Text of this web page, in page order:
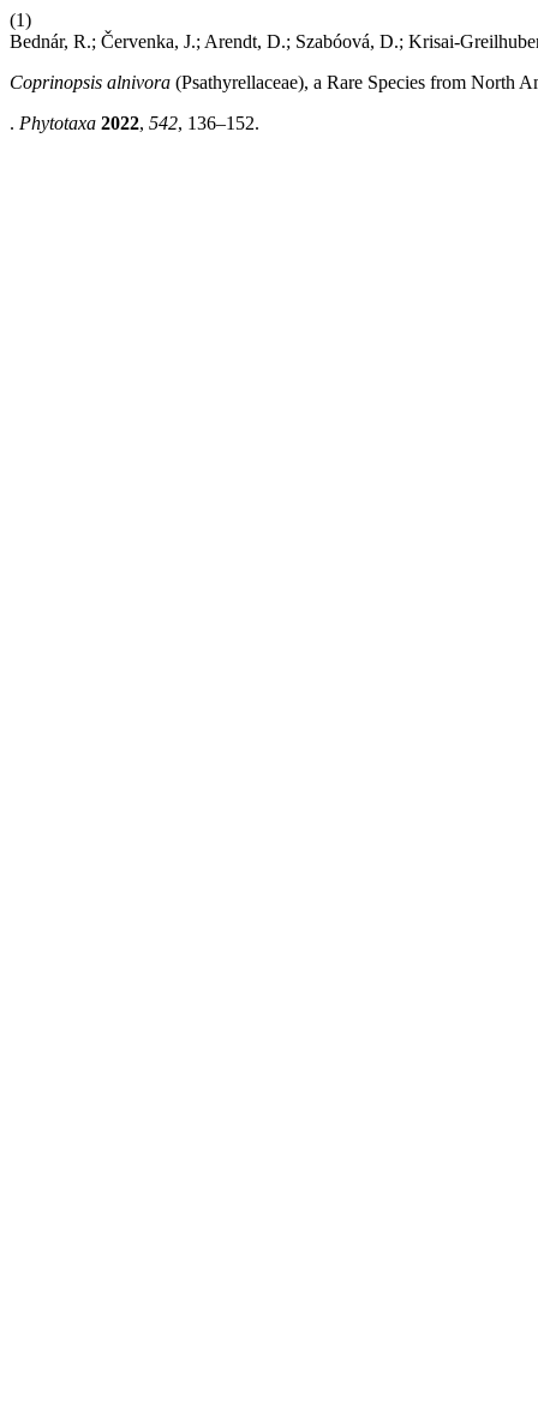
(1)
Bednár, R.; Červenka, J.; Arendt, D.; Szabóová, D.; Krisai-
Coprinopsis alnivora (Psathyrellaceae), a Rare Species from North
. Phytotaxa 2022, 542, 136–152.